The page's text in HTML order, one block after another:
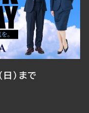
公
式
公
式
）まで